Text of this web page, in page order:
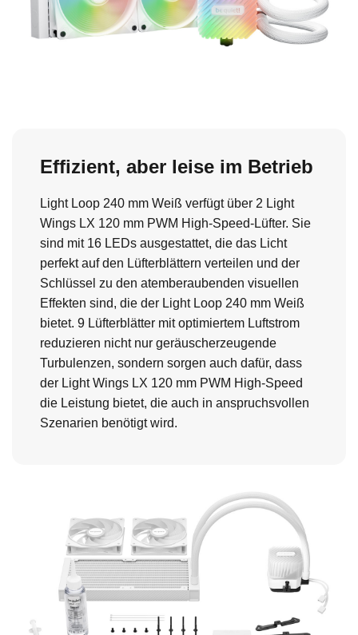
Effizient, aber leise im Betrieb
Light Loop 240 mm Weiß verfügt über 2 Light
Wings LX 120 mm PWM High-Speed-Lüfter. Sie
sind mit 16 LEDs ausgestattet, die das Licht
perfekt auf den Lüfterblättern verteilen und der
Schlüssel zu den atemberaubenden visuellen
Effekten sind, die der Light Loop 240 mm Weiß
bietet. 9 Lüfterblätter mit optimiertem Luftstrom
reduzieren nicht nur geräuscherzeugende
Turbulenzen, sondern sorgen auch dafür, dass
der Light Wings LX 120 mm PWM High-Speed
die Leistung bietet, die auch in anspruchsvollen
Szenarien benötigt wird.